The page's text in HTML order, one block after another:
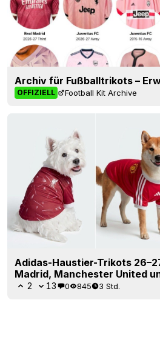
Archiv für Fußballtrikots –
OFFIZIELL Football Kit Archive
Adidas-Haustier-Trikots
Madrid, Manchester United
2 13 0 845 3 Std.